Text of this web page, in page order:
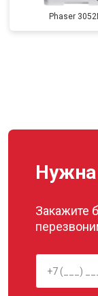
Phaser
Нужна
Закажите